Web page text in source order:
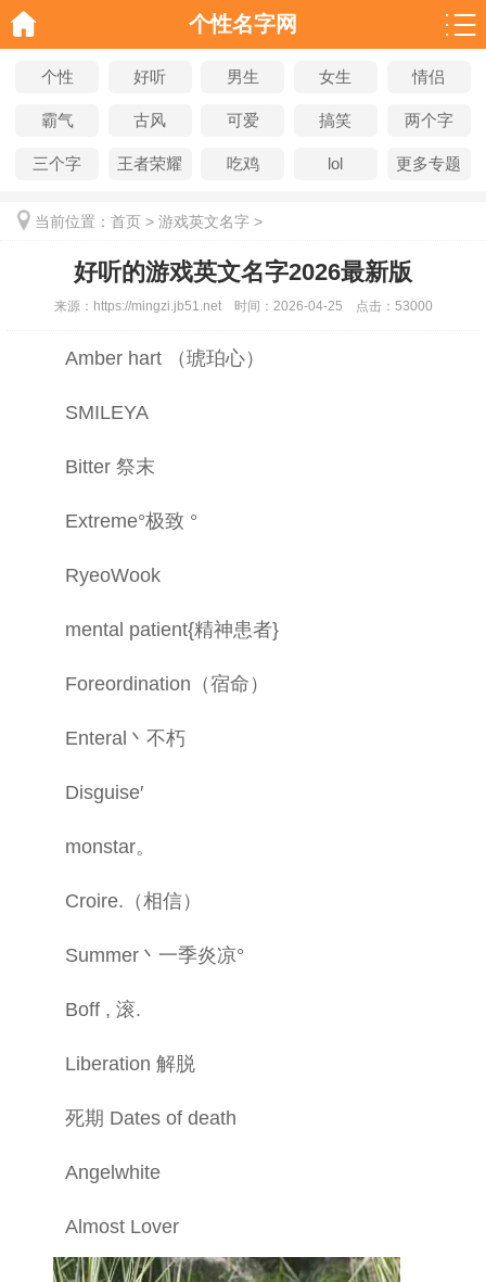
个性名字网
个性 好听 男生 女生 情侣
霸气 古风 可爱 搞笑 两个字
三个字 王者荣耀 吃鸡 lol 更多专题
当前位置： 首页 > 游戏英文名字 >
好听的游戏英文名字2026最新版
来源： https://mingzi.jb51.net 时间： 2026-04-25 点击： 53000
Amber hart （琥珀心）
SMILEYA
Bitter 祭末
Extreme°极致 °
RyeoWook
mental patient{精神患者}
Foreordination（宿命）
Enteral丶不朽
Disguise′
monstar。
Croire.（相信）
Summer丶一季炎凉°
Boff , 滚.
Liberation 解脱
死期 Dates of death
Angelwhite
Almost Lover